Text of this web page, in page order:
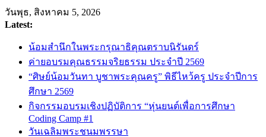
วันพุธ, สิงหาคม 5, 2026
Latest:
น้อมสำนึกในพระกรุณาธิคุณตราบนิรันดร์
ค่ายอบรมคุณธรรมจริยธรรม ประจำปี 2569
“ศิษย์น้อมวันทา บูชาพระคุณครู” พิธีไหว้ครู ประจำปีการ
ศึกษา 2569
กิจกรรมอบรมเชิงปฏิบัติการ “หุ่นยนต์เพื่อการศึกษา
Coding Camp #1
วันเฉลิมพระชนมพรรษา